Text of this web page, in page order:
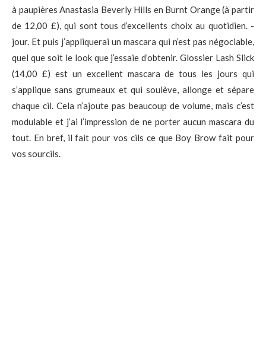
à paupières Anastasia Beverly Hills en Burnt Orange (à partir
de 12,00 £), qui sont tous d’excellents choix au quotidien. -
jour. Et puis j’appliquerai un mascara qui n’est pas négociable,
quel que soit le look que j’essaie d’obtenir. Glossier Lash Slick
(14,00 £) est un excellent mascara de tous les jours qui
s’applique sans grumeaux et qui soulève, allonge et sépare
chaque cil. Cela n’ajoute pas beaucoup de volume, mais c’est
modulable et j’ai l’impression de ne porter aucun mascara du
tout. En bref, il fait pour vos cils ce que Boy Brow fait pour
vos sourcils.